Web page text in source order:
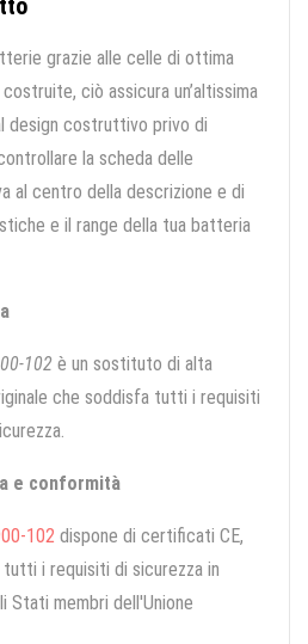
grazie alle celle di ottima
ciò assicura un’altissima
design costruttivo privo di
la scheda delle
al centro della descrizione e di
e il range della tua batteria
102 è un sostituto di alta
che soddisfa tutti i requisiti
e conformità
102 dispone di certificati CE,
tutti i requisiti di sicurezza in
membri dell'Unione